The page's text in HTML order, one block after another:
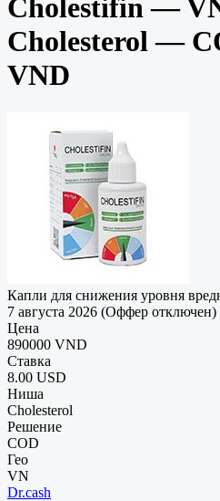
Cholestifin —
Cholesterol —
VND
Капли для снижения уровня
7 августа 2026 (Оффер отключен)
Цена
890000 VND
Ставка
8.00 USD
Ниша
Cholesterol
Решение
COD
Гео
VN
Dr.cash